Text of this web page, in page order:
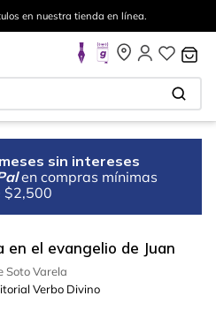
en nuestra tienda en línea.
sin intereses
en compras mínimas
$2,500
el evangelio de Juan
Soto Varela
Verbo Divino